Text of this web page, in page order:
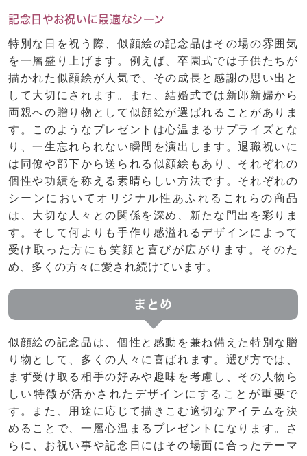
記念日やお祝いに最適なシーン
特別な日を祝う際、似顔絵の記念品はその場の雰囲気
を一層盛り上げます。例えば、卒園式では子供たちが
描かれた似顔絵が人気で、その成長と感謝の思い出と
して大切にされます。また、結婚式では新郎新婦から
両親への贈り物として似顔絵が選ばれることがありま
す。このようなプレゼントは心温まるサプライズとな
り、一生忘れられない瞬間を演出します。退職祝いに
は同僚や部下から送られる似顔絵もあり、それぞれの
個性や功績を称える素晴らしい方法です。それぞれの
シーンにおいてオリジナル性あふれるこれらの商品
は、大切な人々との関係を深め、新たな門出を彩りま
す。そして何よりも手作り感溢れるデザインによって
受け取った方にも笑顔と喜びが広がります。そのた
め、多くの方々に愛され続けています。
まとめ
似顔絵の記念品は、個性と感動を兼ね備えた特別な贈
り物として、多くの人々に喜ばれます。選び方では、
まず受け取る相手の好みや趣味を考慮し、その人物ら
しい特徴が活かされたデザインにすることが重要で
す。また、用途に応じて描きこむ適切なアイテムを決
めることで、一層心温まるプレゼントになります。さ
らに、お祝い事や記念日にはその場面に合ったテーマ